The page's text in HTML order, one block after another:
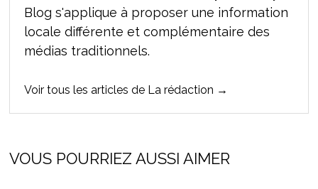
Blog s'applique à proposer une information
locale différente et complémentaire des
médias traditionnels.
Voir tous les articles de La rédaction →
VOUS POURRIEZ AUSSI AIMER